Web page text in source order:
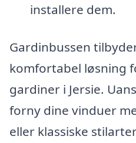
installere dem.
Gardinbussen
komfortabel løsning
gardiner i Jersie.
forny dine vinduer
eller klassiske